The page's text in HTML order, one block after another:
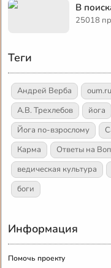
В
25018
Теги
Андрей Верба oum.ru
А.В. Трехлебов
йога
Йога по-взрослому
Карма
Ответы на
ведическая культура
боги
Информация
Помочь проекту